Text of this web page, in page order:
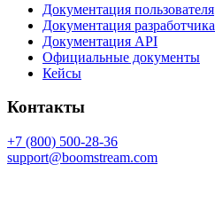
Документация пользователя
Документация разработчика
Документация API
Официальные документы
Кейсы
Контакты
+7 (800) 500-28-36
support@boomstream.com